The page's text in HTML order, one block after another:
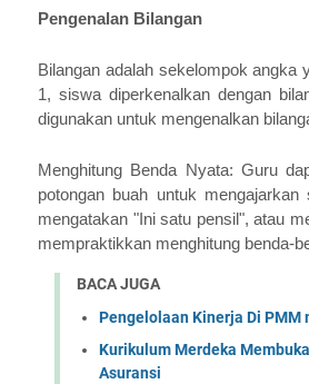
Pengenalan Bilangan
Bilangan adalah sekelompok angka
1, siswa diperkenalkan dengan
digunakan untuk mengenalkan
Menghitung Benda Nyata: Guru
potongan buah untuk
mengatakan "Ini satu pensil", atau
mempraktikkan menghitung benda-
BACA JUGA
Pengelolaan Kinerja Di PMM
Kurikulum Merdeka
Asuransi